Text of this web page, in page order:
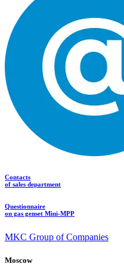
Contacts
of sales department
Questionnaire
on gas genset Mini-MPP
MKC Group of Companies
Moscow